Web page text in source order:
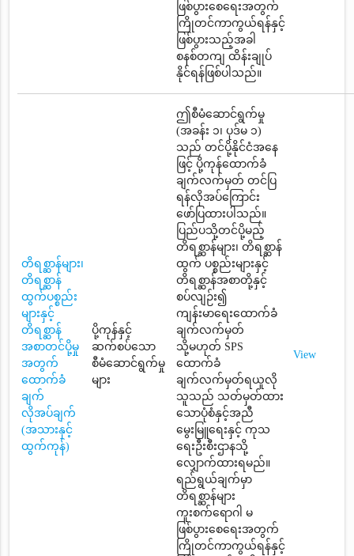
ဖြစ်ပွားစေရေးအတွက်
ကြိုတင်ကာကွယ်ရန်နှင့်
ဖြစ်ပွားသည့်အခါ
စနစ်တကျ ထိန်းချုပ်
နိုင်ရန်ဖြစ်ပါသည်။
တိရစ္ဆာန်များ၊
တိရစ္ဆာန်
ထွက်ပစ္စည်း
များနှင့်
တိရစ္ဆာန်
အစာတင်ပို့မှု
အတွက်
ထောက်ခံ
ချက်
လိုအပ်ချက်
(အသားနှင့်
ထွက်ကုန်)
ပို့ကုန်နှင့်
ဆက်စပ်သော
စီမံဆောင်ရွက်မှု
များ
ဤစီမံဆောင်ရွက်မှု
(အခန်း ၁၊ ပုဒ်မ ၁)
သည် တင်ပို့နိုင်ငံအနေ
ဖြင့် ပို့ကုန်ထောက်ခံ
ချက်လက်မှတ် တင်ပြ
ရန်လိုအပ်ကြောင်း
ဖော်ပြထားပါသည်။
ပြည်ပသို့တင်ပို့မည့်
တိရစ္ဆာန်များ၊ တိရစ္ဆာန်
ထွက် ပစ္စည်းများနှင့်
တိရစ္ဆာန်အစာတို့နှင့်
စပ်လျဉ်း၍
ကျန်းမာရေးထောက်ခံ
ချက်လက်မှတ်
သို့မဟုတ် SPS
ထောက်ခံ
ချက်လက်မှတ်ရယူလို
သူသည် သတ်မှတ်ထား
သောပုံစံနှင့်အညီ
မွေးမြူရေးနှင့် ကုသ
ရေးဦးစီးဌာနသို့
လျှောက်ထားရမည်။
ရည်ရွယ်ချက်မှာ
တိရစ္ဆာန်များ
ကူးစက်ရောဂါ မ
ဖြစ်ပွားစေရေးအတွက်
ကြိုတင်ကာကွယ်ရန်နှင့်
View